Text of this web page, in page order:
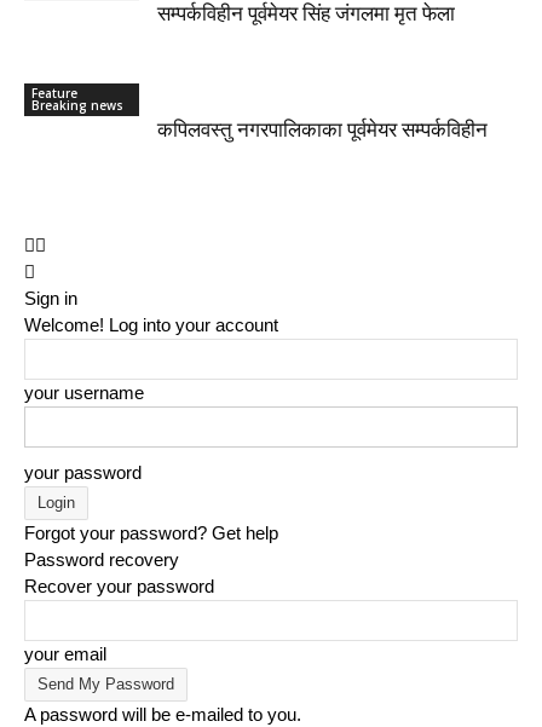
सम्पर्कविहीन पूर्वमेयर सिंह जंगलमा मृत फेला
Feature
Breaking news
कपिलवस्तु नगरपालिकाका पूर्वमेयर सम्पर्कविहीन
Sign in
Welcome! Log into your account
your username
your password
Forgot your password? Get help
Password recovery
Recover your password
your email
A password will be e-mailed to you.